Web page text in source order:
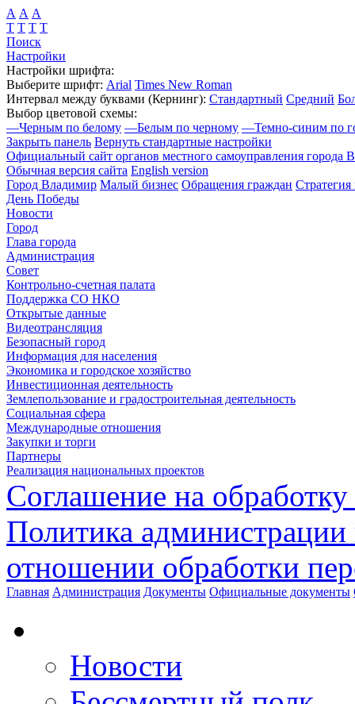
А А А
Т Т Т Т
Поиск
Настройки
Настройки шрифта:
Выберите шрифт: Arial Times New Roman
Интервал между буквами (Кернинг): Стандартный Средний
Выбор цветовой схемы:
—Черным по белому —Белым по черному —Темно-синим по
Закрыть панель Вернуть стандартные настройки
Официальный сайт органов местного самоуправления города
Обычная версия сайта English version
Город Владимир Малый бизнес Обращения граждан Стратегия
День Победы
Новости
Город
Глава города
Администрация
Совет
Контрольно-счетная палата
Поддержка СО НКО
Открытые данные
Видеотрансляция
Безопасный город
Информация для населения
Экономика и городское хозяйство
Инвестиционная деятельность
Землепользование и градостроительная деятельность
Социальная сфера
Международные отношения
Закупки и торги
Партнеры
Реализация национальных проектов
Соглашение на
Политика
отношении обработки
Главная Администрация Документы Официальные документы
Новости